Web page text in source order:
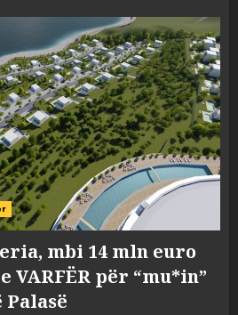
mbi 14 mln euro
VARFËR për “mu*in”